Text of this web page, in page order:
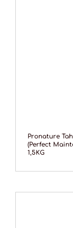
Pronature
(Perfect
1,5KG